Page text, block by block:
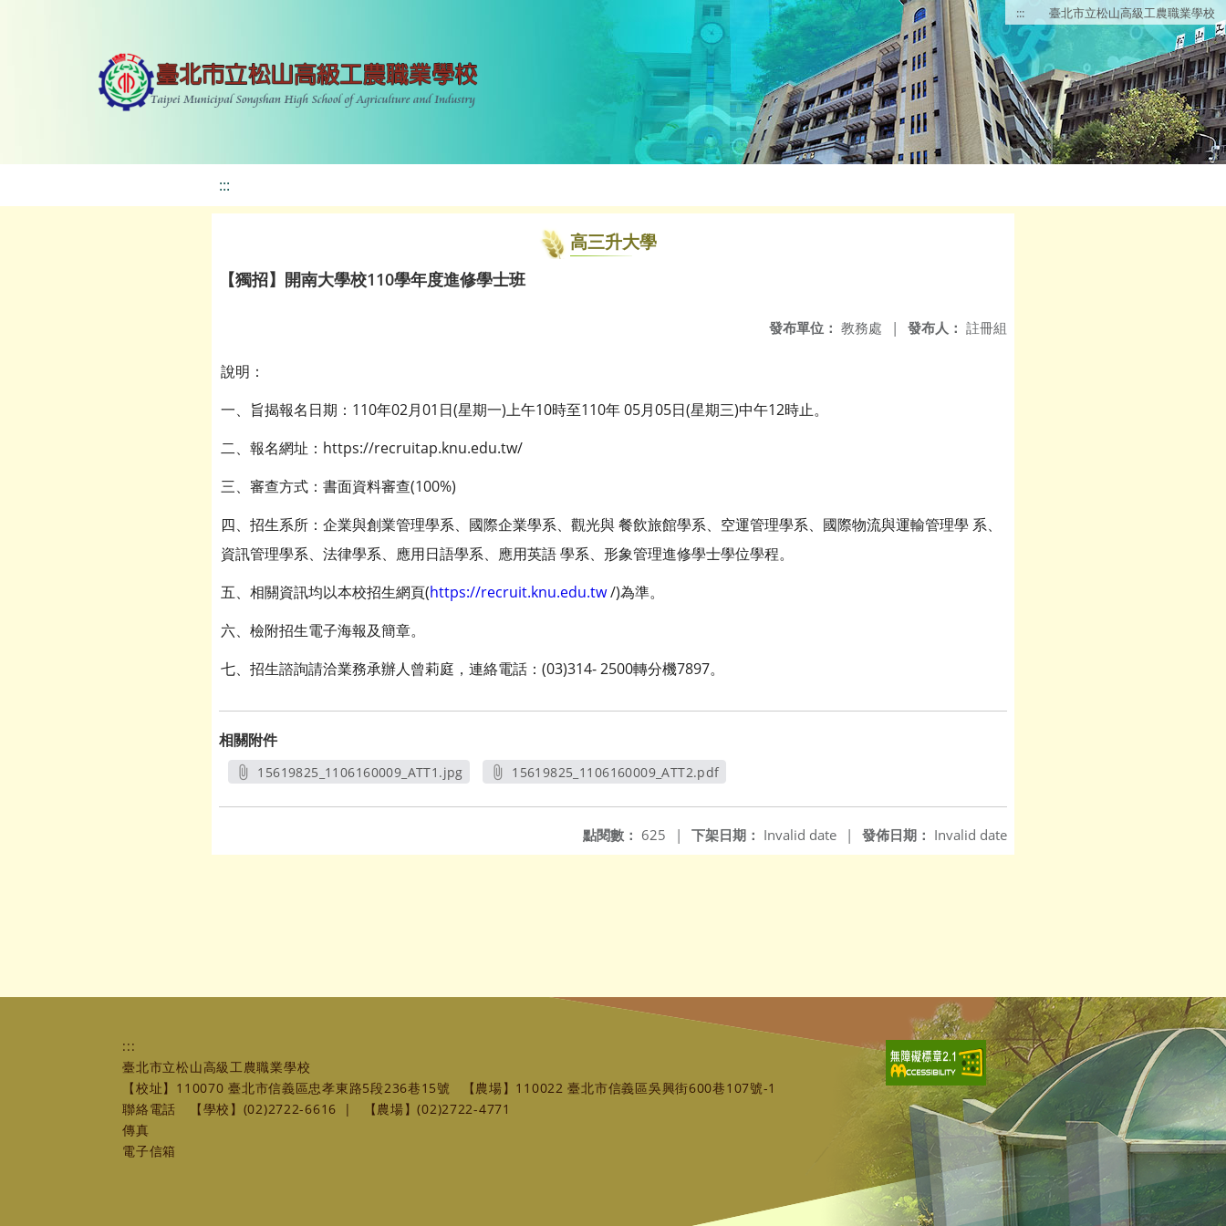
::: 臺北市立松山高級工農職業學校
:::
高三升大學
【獨招】開南大學校110學年度進修學士班
發布人： 註冊組
發布單位： 教務處 |
說明：
一、旨揭報名日期：110年02月01日(星期一)上午10時至110年 05月05日(星期三)中午12時止。
二、報名網址：https://recruitap.knu.edu.tw/
三、審查方式：書面資料審查(100%)
四、招生系所：企業與創業管理學系、國際企業學系、觀光與 餐飲旅館學系、空運管理學系、國際物流與運輸管理學 系、
資訊管理學系、法律學系、應用日語學系、應用英語 學系、形象管理進修學士學位學程。
五、相關資訊均以本校招生網頁(https://recruit.knu.edu.tw/)為準。
六、檢附招生電子海報及簡章。
七、招生諮詢請洽業務承辦人曾莉庭，連絡電話：(03)314- 2500轉分機7897。
相關附件
15619825_1106160009_ATT1.jpg
15619825_1106160009_ATT2.pdf
發佈日期： Invalid date
下架日期： Invalid date |
點閱數： 625 |
:::
臺北市立松山高級工農職業學校
【校址】110070 臺北市信義區忠孝東路5段236巷15號
【農場】110022 臺北市信義區吳興街600巷107號-1
聯絡電話
【學校】(02)2722-6616 |
【農場】(02)2722-4771
傳真
電子信箱